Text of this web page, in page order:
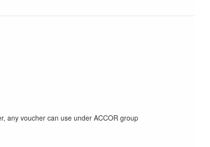
any voucher can use under ACCOR group